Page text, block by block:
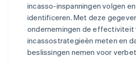
incasso-inspanningen volgen
identificeren. Met deze
ondernemingen de effectiviteit
incassostrategieën meten en
beslissingen nemen voor